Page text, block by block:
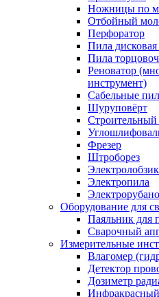
Ножницы по
Отбойный
Перфоратор
Пила
Пила
Реноватор
инструмент)
Сабельные
Шуруповёрт
Строительный
Фрезер
Штроборез
Электролобзик
Электропила
Оборудование для
Паяльник для
Сварочный
Измерительные
Влагомер
Детектор
Дозиметр